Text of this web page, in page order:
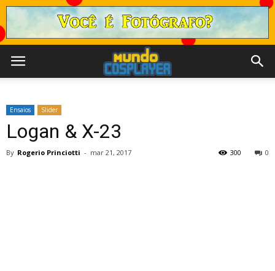
Ensaios Slider
Logan & X-23
By Rogerio Princiotti - mar 21, 2017 0
300